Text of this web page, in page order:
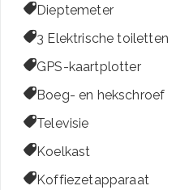
Dieptemeter
3 Elektrische toiletten
GPS-kaartplotter
Boeg- en hekschroef
Televisie
Koelkast
Koffiezetapparaat